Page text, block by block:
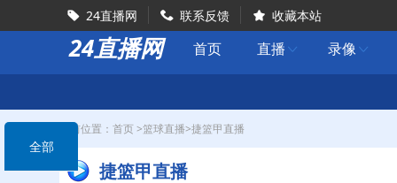
 24直播网  联系反馈  收藏本站
24直播网 首页 直播  录像 
全部
当前位置： 首页>篮球直播>捷篮甲直播
捷篮甲直播